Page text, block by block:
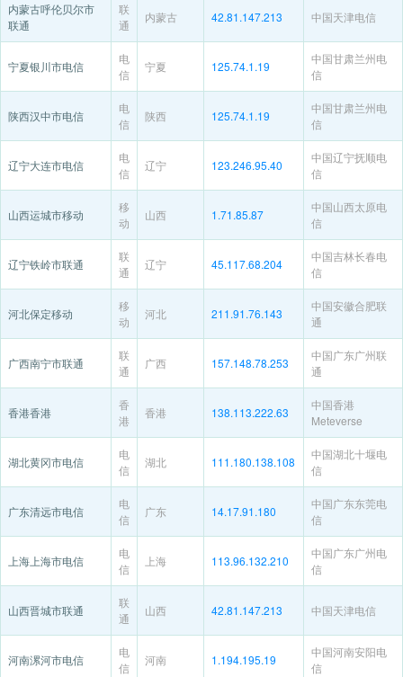
内蒙古呼伦贝尔市
联通
联
通
内蒙古 42.81.147.213 中国天津电信
宁夏银川市电信
电
信
宁夏 125.74.1.19
中国甘肃兰州电
信
陕西汉中市电信
电
信
陕西 125.74.1.19
中国甘肃兰州电
信
辽宁大连市电信
电
信
辽宁 123.246.95.40
中国辽宁抚顺电
信
山西运城市移动
移
动
山西 1.71.85.87
中国山西太原电
信
辽宁铁岭市联通
联
通
辽宁 45.117.68.204
中国吉林长春电
信
河北保定移动
移
动
河北 211.91.76.143
中国安徽合肥联
通
广西南宁市联通
联
通
广西 157.148.78.253
中国广东广州联
通
香港香港
香
港
香港 138.113.222.63
中国香港
Meteverse
湖北黄冈市电信
电
信
湖北 111.180.138.108
中国湖北十堰电
信
广东清远市电信
电
信
广东 14.17.91.180
中国广东东莞电
信
上海上海市电信
电
信
上海 113.96.132.210
中国广东广州电
信
山西晋城市联通
联
通
山西 42.81.147.213 中国天津电信
河南漯河市电信
电
信
河南 1.194.195.19
中国河南安阳电
信